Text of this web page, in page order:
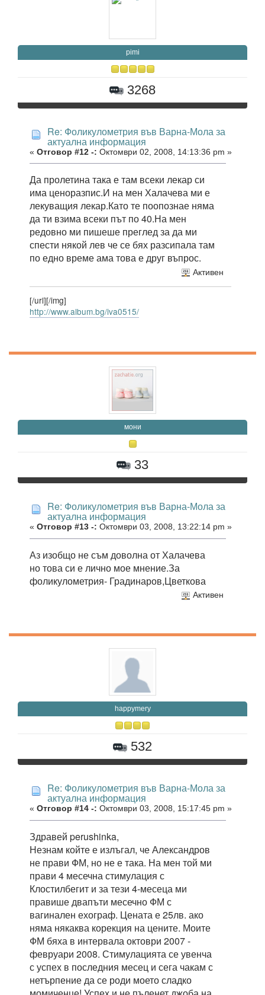
pimi
3268
Re: Фоликулометрия във Варна-Мола за
актуална информация
« Отговор #12 -: Октомври 02, 2008, 14:13:36 pm »
Да пролетина така е там всеки лекар си
има ценоразпис.И на мен Халачева ми е
лекуващия лекар.Като те поопознае няма
да ти взима всеки път по 40.На мен
редовно ми пишеше преглед за да ми
спести някой лев че се бях разсипала там
по едно време ама това е друг въпрос.
Активен
[/url][/img]
http://www.album.bg/iva0515/
мони
33
Re: Фоликулометрия във Варна-Мола за
актуална информация
« Отговор #13 -: Октомври 03, 2008, 13:22:14 pm »
Аз изобщо не съм доволна от Халачева
но това си е лично мое мнение.За
фоликулометрия- Градинаров,Цветкова
Активен
happymery
532
Re: Фоликулометрия във Варна-Мола за
актуална информация
« Отговор #14 -: Октомври 03, 2008, 15:17:45 pm »
Здравей perushinka,
Незнам койте е излъгал, че Александров
не прави ФМ, но не е така. На мен той ми
прави 4 месечна стимулация с
Клостилбегит и за тези 4-месеца ми
правише двапъти месечно ФМ с
вагинален ехограф. Цената е 25лв. ако
няма някаква корекция на цените. Моите
ФМ бяха в интервала октоври 2007 -
февруари 2008. Стимулацията се увенча
с успех в последния месец и сега чакам с
нетърпение да се роди моето сладко